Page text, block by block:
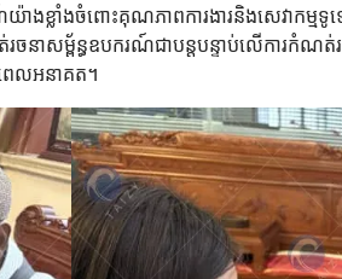
ណ៍យ៉ាងខ្លាំងចំពោះគុណភាពការងារនិងសេវា
ាសម្ព័ន្ធឧបករណ៍ជាបន្តបន្ទាប់លើការកំណត់
ពេលអនាគត។